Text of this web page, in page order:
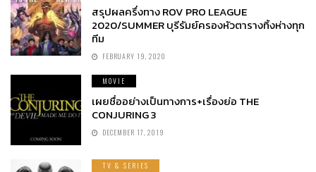
สรุปผลครึ่งทาง ROV PRO LEAGUE
2020/SUMMER บุรีรัมย์ครองหัวตารางทิ้งห่างทุก
ทีม
FEBRUARY 19, 2020
MOVIE
เผยชื่ออย่างเป็นทางการ+เรื่องย่อ THE
CONJURING 3
DECEMBER 17, 2019
TV & SERIES